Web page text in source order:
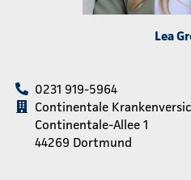
Lea
0231 919-5964
Continentale
Continentale-Allee 1
44269 Dortmund